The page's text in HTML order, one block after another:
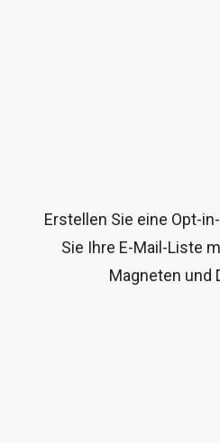
Erstellen Sie eine Opt-
Sie Ihre E-Mail-Liste
Magneten und